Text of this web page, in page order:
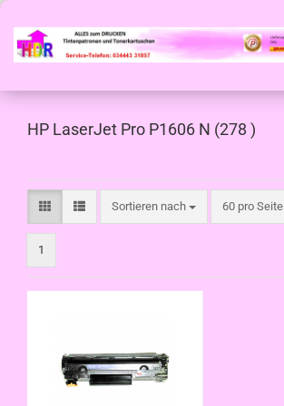
HP LaserJet Pro P1606 N (278 )
Sortieren nach
Sortieren nach 60 pro Seite
pro Seite
1